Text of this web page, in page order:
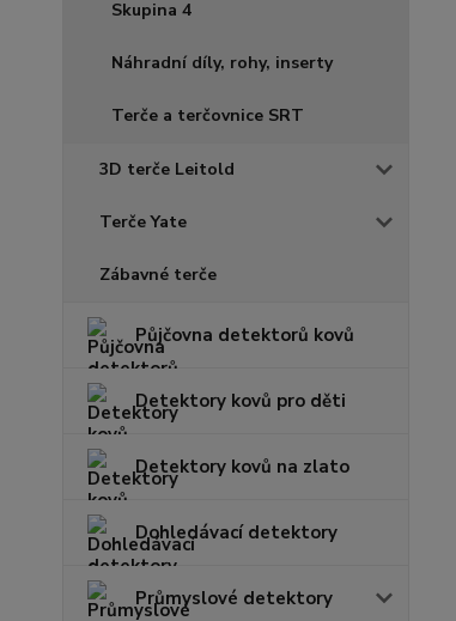
Skupina 4
Náhradní díly, rohy, inserty
Terče a terčovnice SRT
3D terče Leitold
Terče Yate
Zábavné terče
Půjčovna detektorů kovů
Detektory kovů pro děti
Detektory kovů na zlato
Dohledávací detektory
Průmyslové detektory